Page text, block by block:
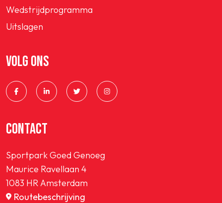
Wedstrijdprogramma
Uitslagen
VOLG ONS
CONTACT
Sportpark Goed Genoeg
Maurice Ravellaan 4
1083 HR Amsterdam
Routebeschrijving